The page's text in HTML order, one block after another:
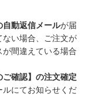
自動返信メールが届
い場合、ご注文が
間違えている場合
ご確認】の注文確定
にてお知らせくだ